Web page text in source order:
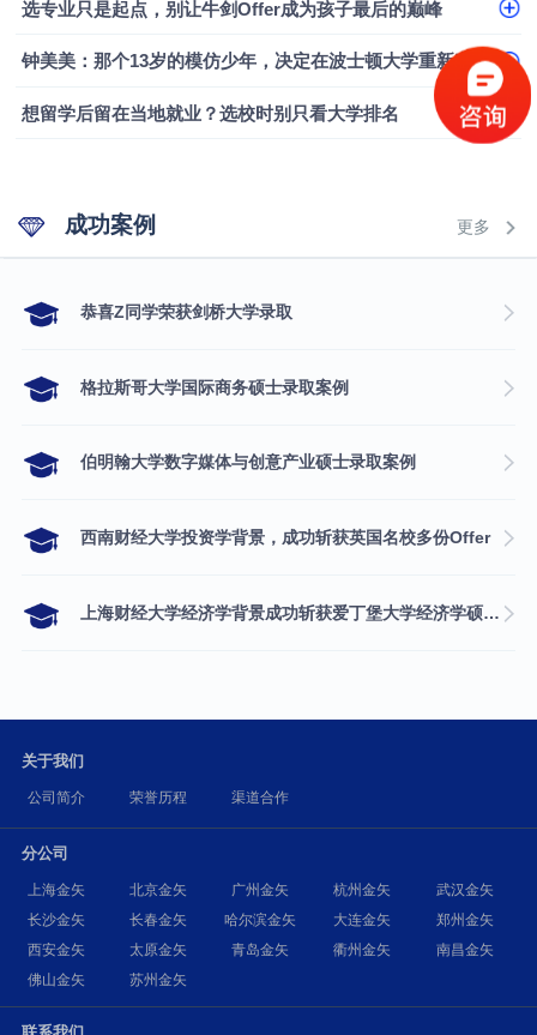
选专业只是起点，别让牛剑Offer成为孩子最后的巅峰
钟美美：那个13岁的模仿少年，决定在波士顿大学重新定义自己
想留学后留在当地就业？选校时别只看大学排名
成功案例 更多
​恭喜Z同学荣获剑桥大学录取
格拉斯哥大学国际商务硕士录取案例
伯明翰大学数字媒体与创意产业硕士录取案例
西南财经大学投资学背景，成功斩获英国名校多份Offer
上海财经大学经济学背景成功斩获爱丁堡大学经济学硕士录取
关于我们
公司简介 荣誉历程 渠道合作
分公司
上海金矢 北京金矢 广州金矢 杭州金矢
武汉金矢
长沙金矢
长春金矢 哈尔滨金矢 大连金矢
郑州金矢
西安金矢
太原金矢 青岛金矢 衢州金矢
南昌金矢
佛山金矢
苏州金矢